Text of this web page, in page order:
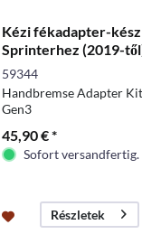
Kézi fékadapter-
Sprinterhez (2019-
59344
Handbremse Adapter
Gen3
45,90 € *
Sofort versandfertig.
Részletek